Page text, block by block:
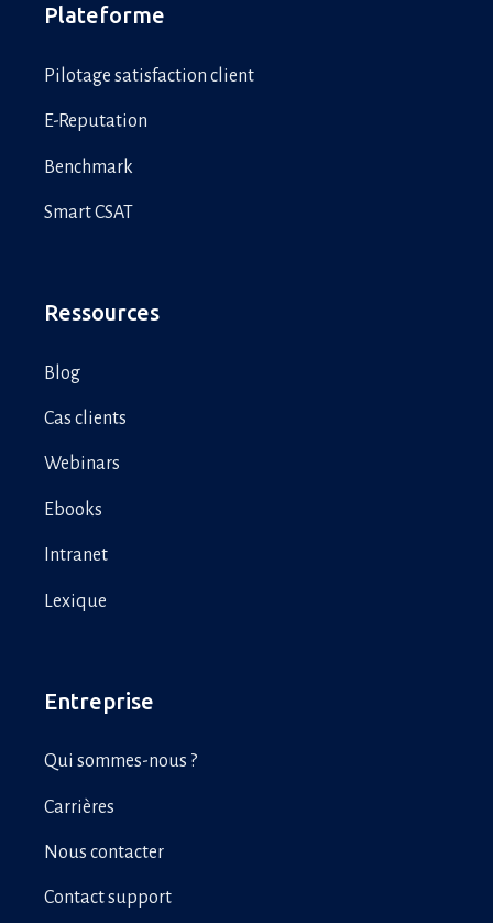
Plateforme
Pilotage satisfaction client
E-Reputation
Benchmark
Smart CSAT
Ressources
Blog
Cas clients
Webinars
Ebooks
Intranet
Lexique
Entreprise
Qui sommes-nous ?
Carrières
Nous contacter
Contact support